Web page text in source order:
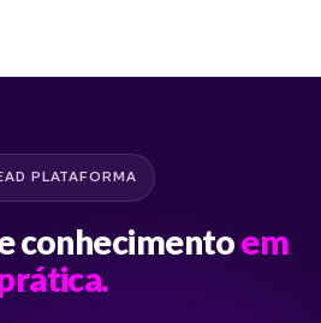
PLATAFORMA
conhecimentoem